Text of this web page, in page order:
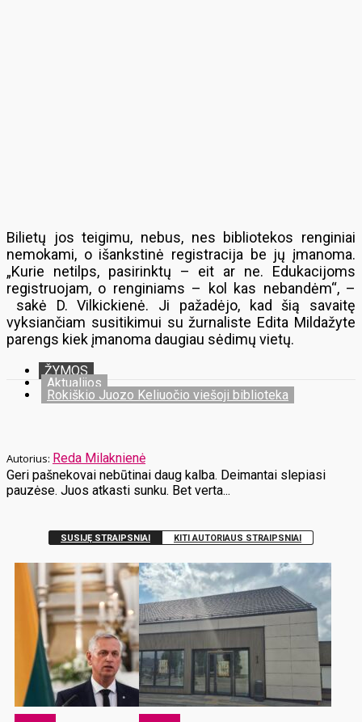
Bilietų jos teigimu, nebus, nes bibliotekos renginiai
nemokami, o išankstinė registracija be jų įmanoma.
„Kurie netilps, pasirinktų – eit ar ne. Edukacijoms
registruojam, o renginiams – kol kas nebandėm“, –
sakė D. Vilkickienė. Ji pažadėjo, kad šią savaitę
vyksiančiam susitikimui su žurnaliste Edita Mildažyte
parengs kiek įmanoma daugiau sėdimų vietų.
ŽYMOS
Aktualijos
Rokiškio Juozo Keliuočio viešoji biblioteka
Reda Milaknienė
Geri pašnekovai nebūtinai daug kalba. Deimantai slepiasi
pauzėse. Juos atkasti sunku. Bet verta...
SUSIJĘ STRAIPSNIAI KITI AUTORIAUS STRAIPSNIAI